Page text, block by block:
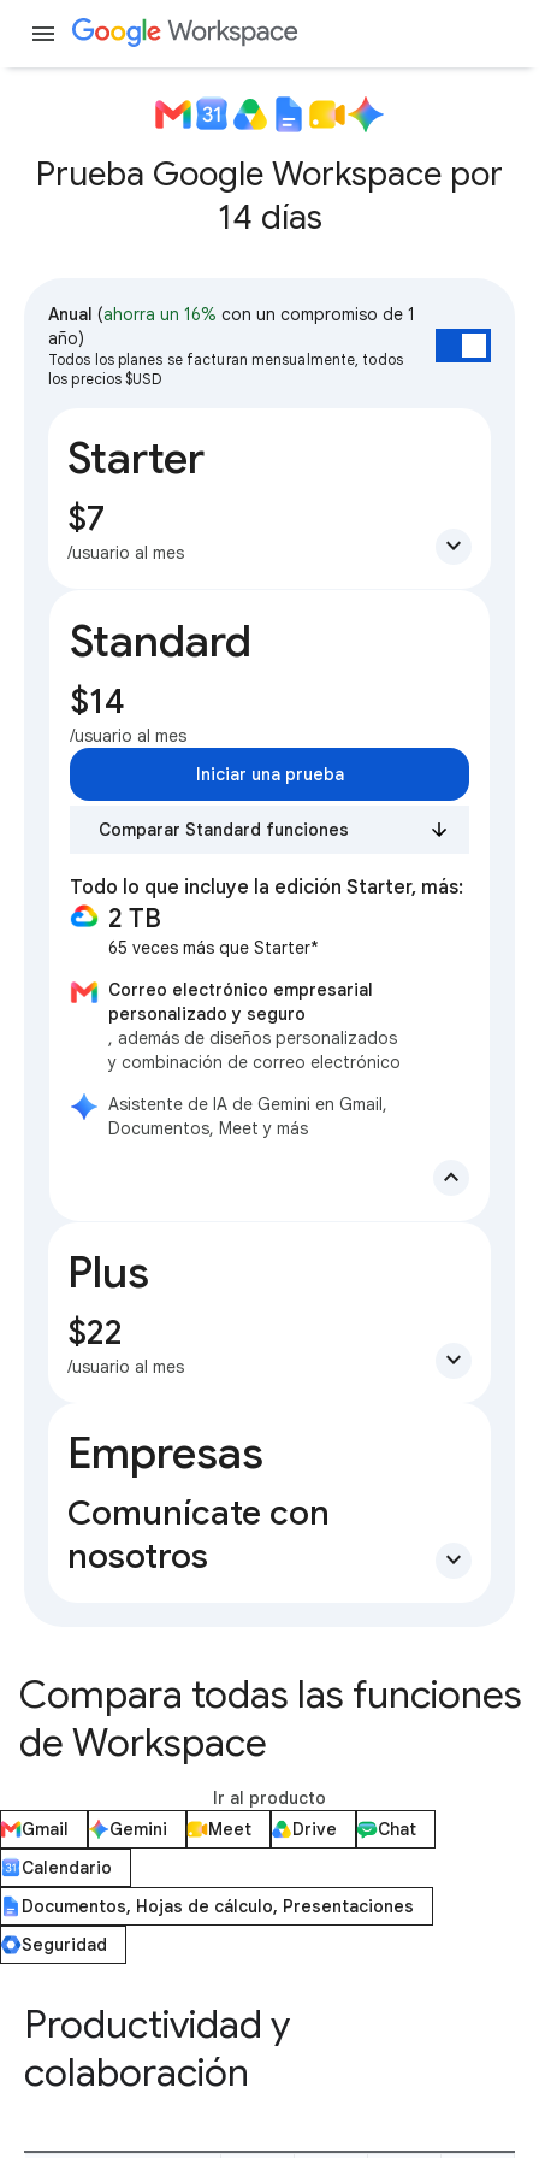
menu
Prueba Google Workspace por
14 días
Anual (ahorra un 16% con un compromiso de 1
año)
Todos los planes se facturan mensualmente, todos
los precios $USD
Starter
$7
/usuario al mes expand_more
Standard
$14
/usuario al mes
Iniciar una prueba
Comparar Standard funciones
Todo lo que incluye la edición Starter, más:
2 TB
65 veces más que Starter*
Correo electrónico empresarial
personalizado y seguro
, además de diseños personalizados
y combinación de correo electrónico
Asistente de IA de Gemini en Gmail,
Documentos, Meet y más
expand_less
Plus
$22
/usuario al mes expand_more
Empresas
Comunícate con
nosotros
expand_more
Compara todas las funciones
de Workspace
Ir al producto
Gmail
Gemini Meet Drive
Chat
Calendario
Documentos, Hojas de cálculo, Presentaciones
Seguridad
Productividad y
colaboración